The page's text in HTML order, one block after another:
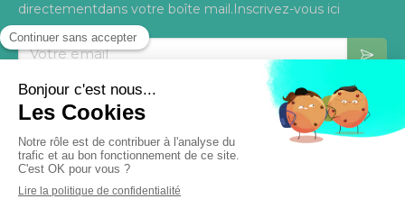
directementdans votre boîte mail.Inscrivez-vous ici
Votre email